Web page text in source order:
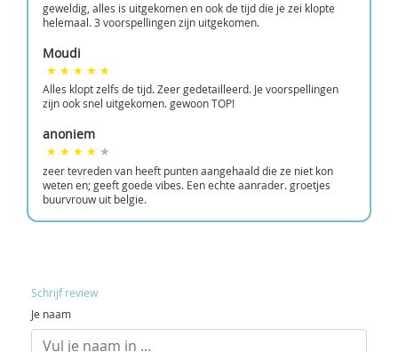
geweldig, alles is uitgekomen en ook de tijd die je zei klopte
helemaal. 3 voorspellingen zijn uitgekomen.
Moudi
Alles klopt zelfs de tijd. Zeer gedetailleerd. Je voorspellingen
zijn ook snel uitgekomen. gewoon TOP!
anoniem
zeer tevreden van heeft punten aangehaald die ze niet kon
weten en; geeft goede vibes. Een echte aanrader. groetjes
buurvrouw uit belgie.
Schrijf review
Je naam